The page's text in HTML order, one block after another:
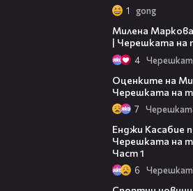
1 gong
Милена
| Черешката на
4
Оценките на
Черешката на
7
Енджи Касабие
Черешката на
Част 1
6